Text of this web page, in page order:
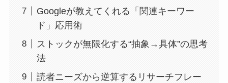
Googleが教えてくれる「関連キーワー
ド」応用術
ストックが無限化する“抽象→具体”の思考
法
読者ニーズから逆算するリサーチフレー